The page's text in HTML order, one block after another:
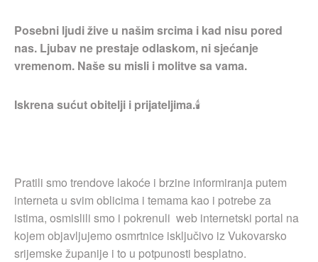
Posebni ljudi žive u našim srcima i kad nisu pored
nas. Ljubav ne prestaje odlaskom, ni sjećanje
vremenom. Naše su misli i molitve sa vama.
Iskrena sućut obitelji i prijateljima.🕯
Pratili smo trendove lakoće i brzine informiranja putem
interneta u svim oblicima i temama kao i potrebe za
istima, osmislili smo i pokrenuli web internetski portal na
kojem objavljujemo osmrtnice isključivo iz Vukovarsko
srijemske županije i to u potpunosti besplatno.